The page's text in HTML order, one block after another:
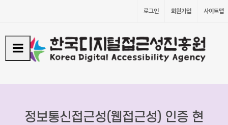
로그인 회원가입 사이트맵
정보통신접근성(웹접근성) 인증 현